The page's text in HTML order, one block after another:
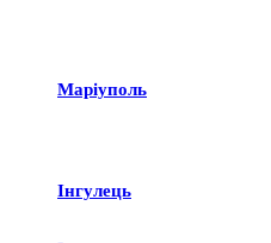
Маріуполь
Iнгулець